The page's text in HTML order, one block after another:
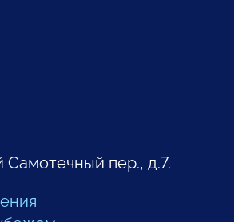
Самотечный пер., д.7.